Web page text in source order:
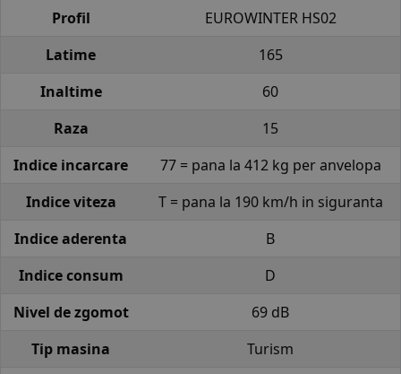
Profil
EUROWINTER HS02
Latime
165
Inaltime
60
Raza
15
Indice incarcare
77 = pana la 412 kg per anvelopa
Indice viteza
T = pana la 190 km/h in siguranta
Indice aderenta
B
Indice consum
D
Nivel de zgomot
69 dB
Tip masina
Turism